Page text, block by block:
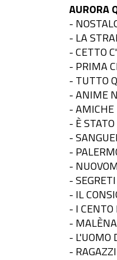
AURORA
-
- LA
- CETTO
- PRIMA
- TUTTO
- ANIME
- AMICHE
- È
-
-
-
-
- IL
- I
-
- L'UOMO
-